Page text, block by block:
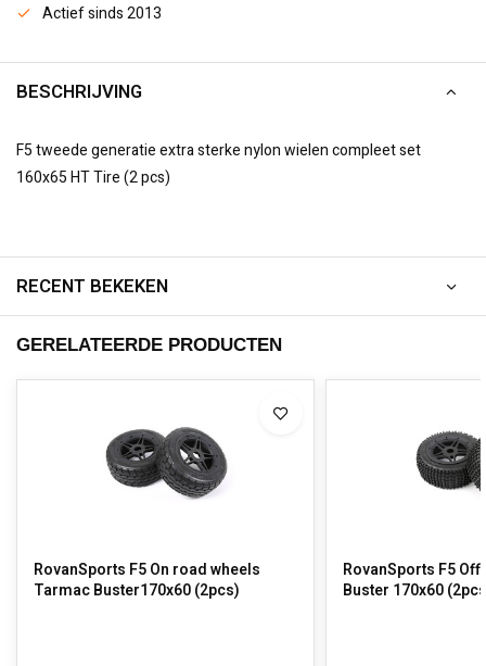
Actief sinds 2013
BESCHRIJVING
F5 tweede generatie extra sterke nylon wielen compleet set
160x65 HT Tire (2 pcs)
RECENT BEKEKEN
GERELATEERDE PRODUCTEN
RovanSports F5 On road wheels
Tarmac Buster170x60 (2pcs)
RovanSports F5
Buster 170x60